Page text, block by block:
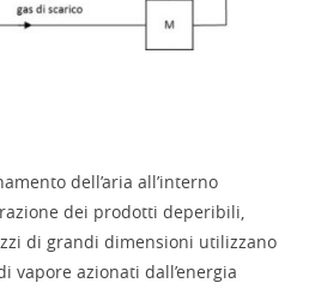
dell’aria all’interno
dei prodotti deperibili,
di grandi dimensioni utilizzano
vapore azionati dall’energia